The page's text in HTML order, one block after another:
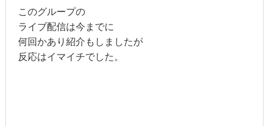
このグループの
ライブ配信は今までに
何回かあり紹介もしましたが
反応はイマイチでした。